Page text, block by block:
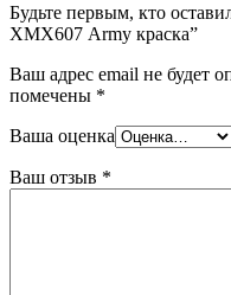
Будьте первым, кто
ХМХ607 Army краска”
Ваш адрес email не будет
помечены *
Ваша оценка
Ваш отзыв *